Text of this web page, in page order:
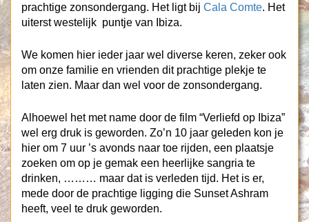
prachtige zonsondergang. Het ligt bij Cala Comte. Het
uiterst westelijk puntje van Ibiza.
We komen hier ieder jaar wel diverse keren, zeker ook
om onze familie en vrienden dit prachtige plekje te
laten zien. Maar dan wel voor de zonsondergang.
Alhoewel het met name door de film “Verliefd op Ibiza”
wel erg druk is geworden. Zo’n 10 jaar geleden kon je
hier om 7 uur ’s avonds naar toe rijden, een plaatsje
zoeken om op je gemak een heerlijke sangria te
drinken, ……… maar dat is verleden tijd. Het is er,
mede door de prachtige ligging die Sunset Ashram
heeft, veel te druk geworden.